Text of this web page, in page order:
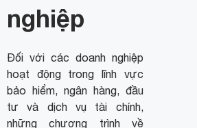
nghiệp
Đối với các doanh nghiệp
hoạt động trong lĩnh vực
bảo hiểm, ngân hàng, đầu
tư và dịch vụ tài chính,
những chương trình về